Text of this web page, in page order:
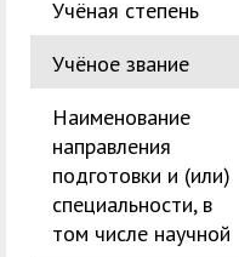
Учёная степень
Учёное звание
Наименование
направления
подготовки и (или)
специальности, в
том числе научной